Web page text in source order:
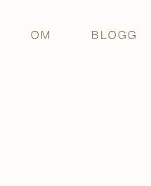
OM BLOGG